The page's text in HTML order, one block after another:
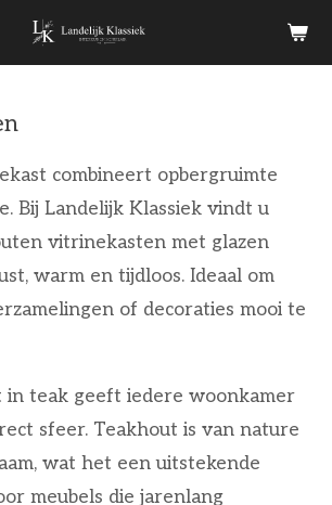
combineert opbergruimte
Bij Landelijk Klassiek vindt u
vitrinekasten met glazen
warm en tijdloos. Ideaal om
of decoraties mooi te
in teak geeft iedere woonkamer
sfeer. Teakhout is van nature
wat het een uitstekende
meubels die jarenlang